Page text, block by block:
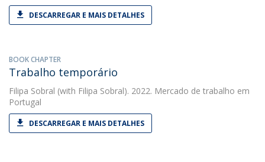
DESCARREGAR E MAIS DETALHES
BOOK CHAPTER
Trabalho temporário
Filipa Sobral (with Filipa Sobral). 2022. Mercado de trabalho em
Portugal
DESCARREGAR E MAIS DETALHES